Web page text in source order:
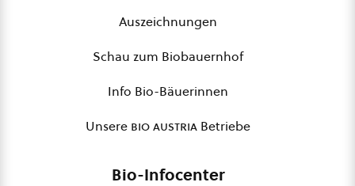
Auszeichnungen
Schau zum Biobauernhof
Info Bio-Bäuerinnen
Unsere bio austria Betriebe
Bio-Infocenter